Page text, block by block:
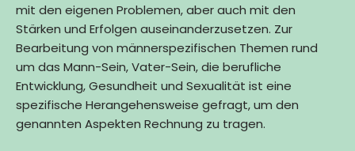
mit den eigenen Problemen, aber auch mit den
Stärken und Erfolgen auseinanderzusetzen. Zur
Bearbeitung von männerspezifischen Themen rund
um das Mann-Sein, Vater-Sein, die berufliche
Entwicklung, Gesundheit und Sexualität ist eine
spezifische Herangehensweise gefragt, um den
genannten Aspekten Rechnung zu tragen.